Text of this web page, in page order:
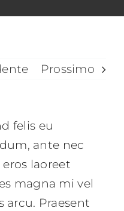
Prossimo
felis eu
ante nec
laoreet
magna mi vel
arcu. Praesent